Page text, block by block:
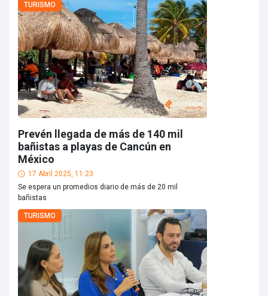
TURISMO
Prevén llegada de más de 140 mil
bañistas a playas de Cancún en
México
17 Abril 2025, 11:23
Se espera un promedios diario de más de 20 mil
bañistas
TURISMO